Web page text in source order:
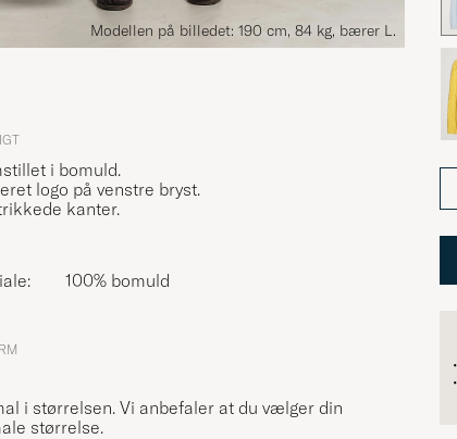
Modellen på billedet: 190 cm, 84 kg, bærer L.
i bomuld.
logo på venstre bryst.
kanter.
100% bomuld
i størrelsen. Vi anbefaler at du vælger din
størrelse.